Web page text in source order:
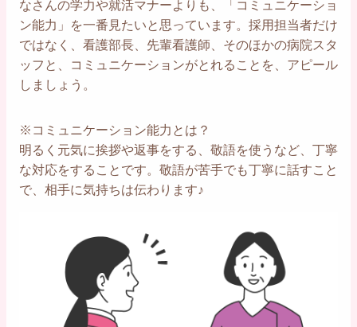
なさんの学力や就活マナーよりも、「コミュニケーショ
ン能力」を一番見たいと思っています。採用担当者だけ
ではなく、看護部長、先輩看護師、そのほかの病院スタ
ッフと、コミュニケーションがとれることを、アピール
しましょう。
※コミュニケーション能力とは？
明るく元気に挨拶や返事をする、敬語を使うなど、丁寧
な対応をすることです。敬語が苦手でも丁寧に話すこと
で、相手に気持ちは伝わります♪